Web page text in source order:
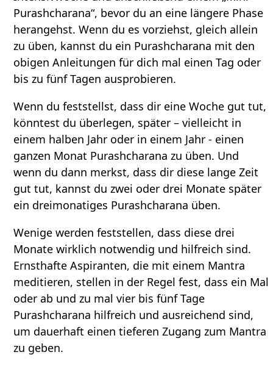
Purashcharana“, bevor du an eine längere Phase
herangehst. Wenn du es vorziehst, gleich allein
zu üben, kannst du ein Purashcharana mit den
obigen Anleitungen für dich mal einen Tag oder
bis zu fünf Tagen ausprobieren.
Wenn du feststellst, dass dir eine Woche gut tut,
könntest du überlegen, später – vielleicht in
einem halben Jahr oder in einem Jahr - einen
ganzen Monat Purashcharana zu üben. Und
wenn du dann merkst, dass dir diese lange Zeit
gut tut, kannst du zwei oder drei Monate später
ein dreimonatiges Purashcharana üben.
Wenige werden feststellen, dass diese drei
Monate wirklich notwendig und hilfreich sind.
Ernsthafte Aspiranten, die mit einem Mantra
meditieren, stellen in der Regel fest, dass ein Mal
oder ab und zu mal vier bis fünf Tage
Purashcharana hilfreich und ausreichend sind,
um dauerhaft einen tieferen Zugang zum Mantra
zu geben.